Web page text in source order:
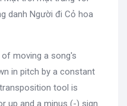
danh Người đi Cỏ hoa
moving a song's
in pitch by a constant
tool is